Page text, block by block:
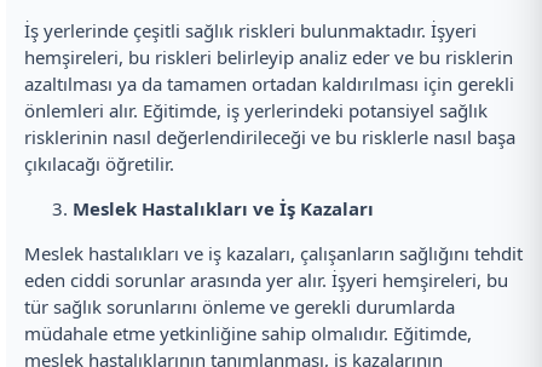
İş yerlerinde çeşitli sağlık riskleri bulunmaktadır. İşyeri
hemşireleri, bu riskleri belirleyip analiz eder ve bu risklerin
azaltılması ya da tamamen ortadan kaldırılması için gerekli
önlemleri alır. Eğitimde, iş yerlerindeki potansiyel sağlık
risklerinin nasıl değerlendirileceği ve bu risklerle nasıl başa
çıkılacağı öğretilir.
Meslek Hastalıkları ve İş Kazaları
Meslek hastalıkları ve iş kazaları, çalışanların sağlığını tehdit
eden ciddi sorunlar arasında yer alır. İşyeri hemşireleri, bu
tür sağlık sorunlarını önleme ve gerekli durumlarda
müdahale etme yetkinliğine sahip olmalıdır. Eğitimde,
meslek hastalıklarının tanımlanması, iş kazalarının